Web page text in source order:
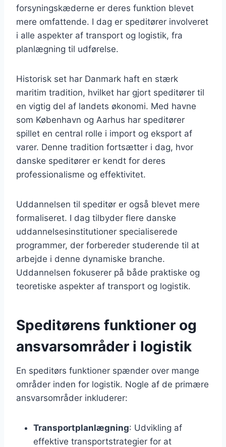
forsyningskæderne er deres funktion blevet
mere omfattende. I dag er speditører involveret
i alle aspekter af transport og logistik, fra
planlægning til udførelse.
Historisk set har Danmark haft en stærk
maritim tradition, hvilket har gjort speditører til
en vigtig del af landets økonomi. Med havne
som København og Aarhus har speditører
spillet en central rolle i import og eksport af
varer. Denne tradition fortsætter i dag, hvor
danske speditører er kendt for deres
professionalisme og effektivitet.
Uddannelsen til speditør er også blevet mere
formaliseret. I dag tilbyder flere danske
uddannelsesinstitutioner specialiserede
programmer, der forbereder studerende til at
arbejde i denne dynamiske branche.
Uddannelsen fokuserer på både praktiske og
teoretiske aspekter af transport og logistik.
Speditørens funktioner og
ansvarsområder i logistik
En speditørs funktioner spænder over mange
områder inden for logistik. Nogle af de primære
ansvarsområder inkluderer:
Transportplanlægning: Udvikling af
effektive transportstrategier for at